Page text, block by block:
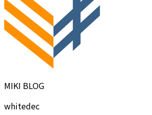
MIKI BLOG
whitedec